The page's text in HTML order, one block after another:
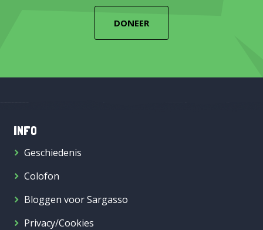
DONEER
INFO
Geschiedenis
Colofon
Bloggen voor Sargasso
Privacy/Cookies